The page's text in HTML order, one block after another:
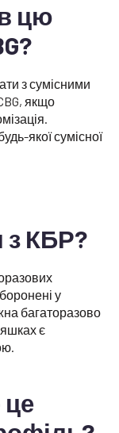
цю
з сумісними
якщо
якої сумісної
з КБР?
у
багаторазово
є
це